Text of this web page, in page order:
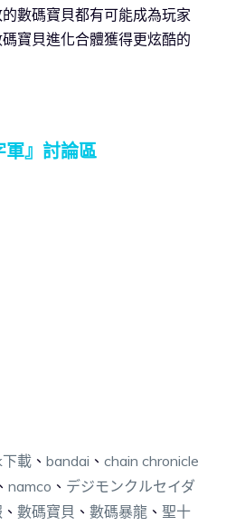
數碼寶貝都有可能成為玩家
寶貝進化合體獲得更炫酷的
軍』討論區
載、 bandai 、 chain chronicle
、 namco 、 デジモンクルセイダ
、 數碼寶貝 、 數碼暴龍 、 聖十